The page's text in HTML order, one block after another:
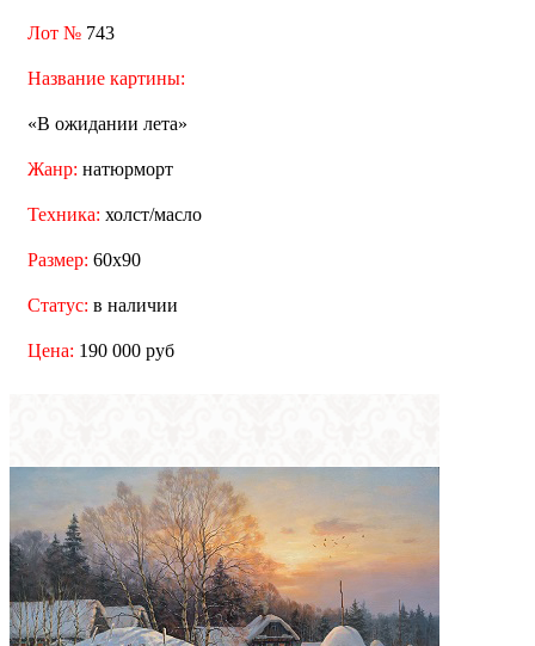
Лот № 743
Название картины:
«В ожидании лета»
Жанр: натюрморт
Техника: холст/масло
Размер: 60x90
Статус: в наличии
Цена: 190 000 руб